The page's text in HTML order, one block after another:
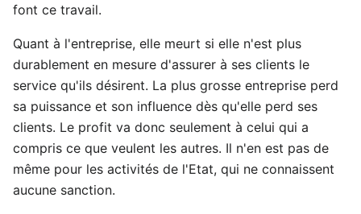
font ce travail.
Quant à l'entreprise, elle meurt si elle n'est plus
durablement en mesure d'assurer à ses clients le
service qu'ils désirent. La plus grosse entreprise perd
sa puissance et son influence dès qu'elle perd ses
clients. Le profit va donc seulement à celui qui a
compris ce que veulent les autres. Il n'en est pas de
même pour les activités de l'Etat, qui ne connaissent
aucune sanction.